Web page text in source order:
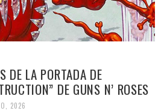
DE LA PORTADA DE
DE GUNS N’ ROSES
2026